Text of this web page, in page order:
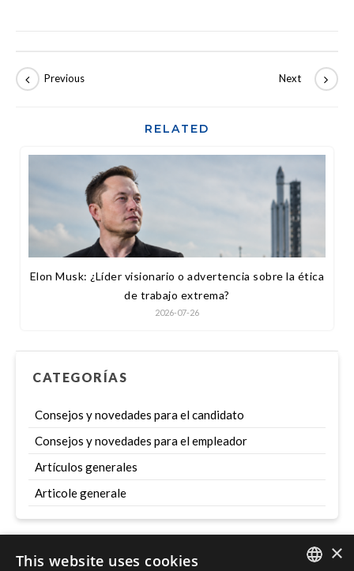
RELATED
Elon Musk: ¿Líder visionario o advertencia sobre la ética
de trabajo extrema?
2026-07-26
CATEGORÍAS
Consejos y novedades para el candidato
Consejos y novedades para el empleador
Artículos generales
Articole generale
×
This website uses cookies